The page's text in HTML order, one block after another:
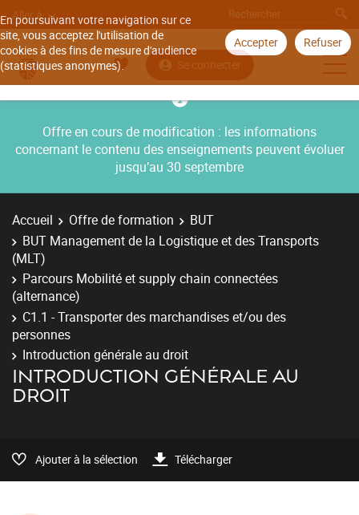
En poursuivant votre navigation sur ce
site, vous acceptez l'utilisation de
cookies à des fins de mesure d'audience
(statistiques anonymes).
Accepter Refuser
Aller à
Se connecter
Offre en cours de modification : les informations
concernant le contenu des enseignements peuvent évoluer
jusqu’au 30 septembre
Accueil Offre de formation
BUT
BUT Management de la Logistique et des Transports
(MLT)
Parcours Mobilité et supply chain connectées
(alternance)
C1.1 - Transporter des marchandises et/ou des
personnes
Introduction générale au droit
INTRODUCTION GÉNÉRALE AU
DROIT
Ajouter à la sélection Télécharger